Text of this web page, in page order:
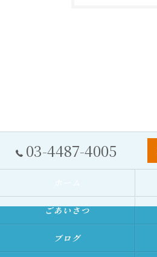
03-4487-4005
ごあいさつ
ブログ